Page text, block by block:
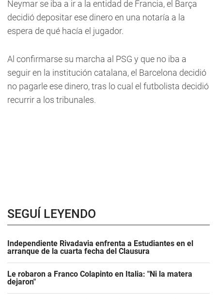
Neymar se iba a ir a la entidad de Francia, el Barça
decidió depositar ese dinero en una notaría a la
espera de qué hacía el jugador.
Al confirmarse su marcha al PSG y que no iba a
seguir en la institución catalana, el Barcelona decidió
no pagarle ese dinero, tras lo cual el futbolista decidió
recurrir a los tribunales.
SEGUÍ LEYENDO
Independiente Rivadavia enfrenta a Estudiantes en el
arranque de la cuarta fecha del Clausura
Le robaron a Franco Colapinto en Italia: "Ni la matera
dejaron"